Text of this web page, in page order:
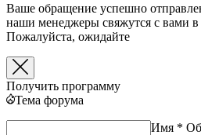
Ваше обращение успешно
наши менеджеры свяжутся с вами
Пожалуйста, ожидайте
Получить программу
Тема форума
Имя *